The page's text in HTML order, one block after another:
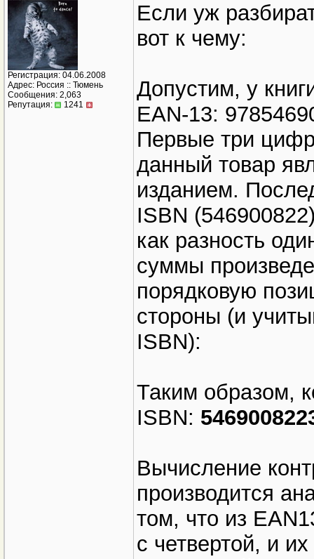
Регистрация: 04.06.2008
Адрес: Россия :: Тюмень
Сообщения: 2,063
Репутация:
1241
Если уж
вот к чему:
Допустим, у
EAN-13:
Первые три
данный товар
изданием.
ISBN
как разность
суммы
порядковую
стороны (и
ISBN):
Таким образом,
ISBN:
Вычисление
производится
том, что из
с четвертой, и